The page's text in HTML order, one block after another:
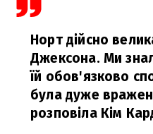
Норт дійсно
Джексона. Ми
їй обов'язково
була дуже
розповіла Кім